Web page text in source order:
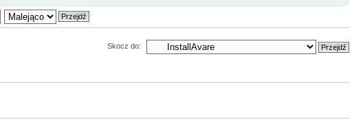
Skocz do: